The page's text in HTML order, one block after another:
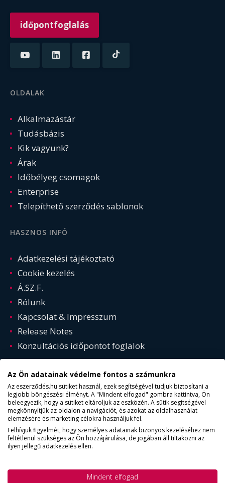
időpontfoglalás
OLDALAK
Alkalmazástár
Tudásbázis
Kik vagyunk?
Árak
Időbélyeg csomagok
Enterprise
Telepíthető szerződés sablonok
HASZNOS INFÓ
Adatkezelési tájékoztató
Cookie kezelés
Á.SZ.F.
Rólunk
Kapcsolat & Impresszum
Release Notes
Konzultációs időpontot foglalok
© Copyright 2015 - 2025. ESZERZODES.HU | Minden jog
fentartva!
Az Ön adatainak védelme fontos a számunkra
Az eszerződés.hu sütiket használ, ezek segítségével tudjuk biztosítani a
legjobb böngészési élményt. A "Mindent elfogad" gombra kattintva, Ön
beleegyezik, hogy a sütiket eltároljuk az eszközén. A sütik segítségével
megkönnyítjük az oldalon a navigációt, és azokat az oldalhasználat
elemzésére és marketing célokra használjuk fel.
Felhívjuk figyelmét, hogy személyes adatainak bizonyos kezeléséhez nem
feltétlenül szükséges az Ön hozzájárulása, de jogában áll tiltakozni az
ilyen jellegű adatkezelés ellen.
Mindent elfogad